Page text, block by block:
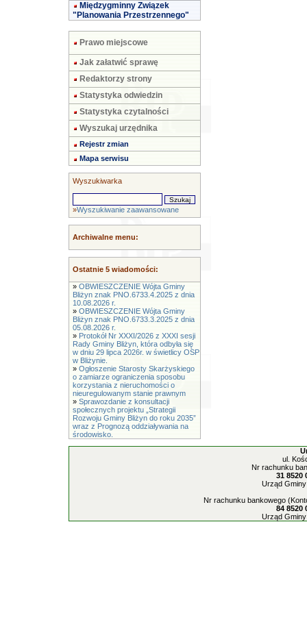
Międzygminny Związek
"Planowania Przestrzennego"
Prawo miejscowe
Jak załatwić sprawę
Redaktorzy strony
Statystyka odwiedzin
Statystyka czytalności
Wyszukaj urzędnika
Rejestr zmian
Mapa serwisu
Wyszukiwarka
»Wyszukiwanie zaawansowane
Archiwalne menu:
Ostatnie 5 wiadomości:
» OBWIESZCZENIE Wójta Gminy
Bliżyn znak PNO.6733.4.2025 z dnia
10.08.2026 r.
» OBWIESZCZENIE Wójta Gminy
Bliżyn znak PNO.6733.3.2025 z dnia
05.08.2026 r.
» Protokół Nr XXXI/2026 z XXXI sesji
Rady Gminy Bliżyn, która odbyła się
w dniu 29 lipca 2026r. w świetlicy OSP
w Bliżynie.
» Ogłoszenie Starosty Skarżyskiego
o zamiarze ograniczenia sposobu
korzystania z nieruchomości o
nieuregulowanym stanie prawnym
» Sprawozdanie z konsultacji
społecznych projektu „Strategii
Rozwoju Gminy Bliżyn do roku 2035”
wraz z Prognozą oddziaływania na
środowisko.
ul.
Nr rachunku
31 8520
Urząd
Nr rachunku bankowego
84 8520
Urząd